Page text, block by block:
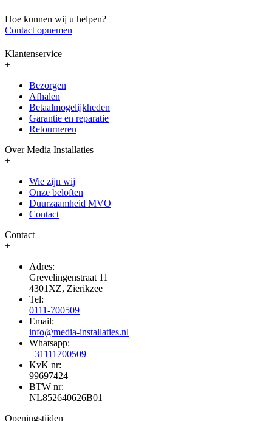
Hoe kunnen wij u helpen?
Contact opnemen
Klantenservice
+
Bezorgen
Afhalen
Betaalmogelijkheden
Garantie en reparatie
Retourneren
Over Media Installaties
+
Wie zijn wij
Onze beloften
Duurzaamheid MVO
Contact
Contact
+
Adres:
Grevelingenstraat 11
4301XZ, Zierikzee
Tel:
0111-700509
Email:
info@media-installaties.nl
Whatsapp:
+31111700509
KvK nr:
99697424
BTW nr:
NL852640626B01
Openingstijden